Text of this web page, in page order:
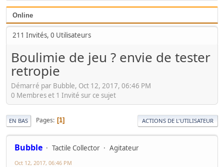
Online
211 Invités, 0 Utilisateurs
Boulimie de jeu ? envie de tester
retropie
Démarré par Bubble, Oct 12, 2017, 06:46 PM
0 Membres et 1 Invité sur ce sujet
EN BAS Pages 1 ACTIONS DE L'UTILISATEUR
Bubble Tactile Collector Agitateur
Oct 12, 2017, 06:46 PM